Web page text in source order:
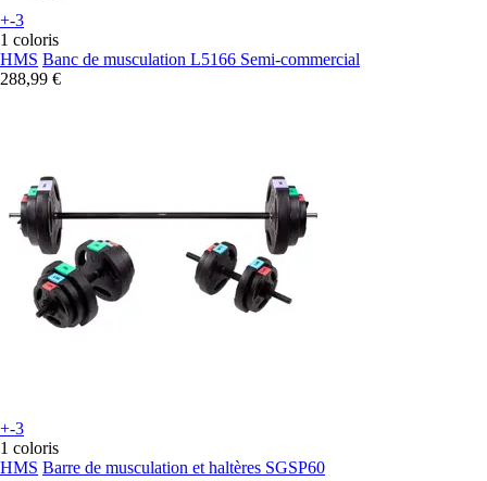
+-3
1 coloris
HMS Banc de musculation L5166 Semi-commercial
288,99 €
+-3
1 coloris
HMS Barre de musculation et haltères SGSP60